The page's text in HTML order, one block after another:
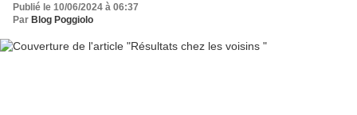
Publié le 10/06/2024 à 06:37
Par Blog Poggiolo